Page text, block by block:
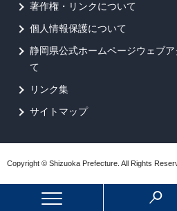
著作権・リンクについて
個人情報保護について
静岡県公式ホームページウェブ
て
リンク集
サイトマップ
Copyright © Shizuoka Prefecture. All Rights